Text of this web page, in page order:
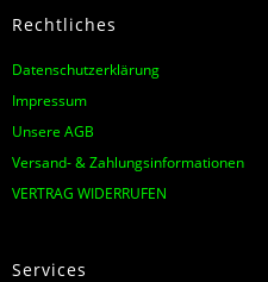
Rechtliches
Datenschutzerklärung
Impressum
Unsere AGB
Versand- & Zahlungsinformationen
VERTRAG WIDERRUFEN
Services